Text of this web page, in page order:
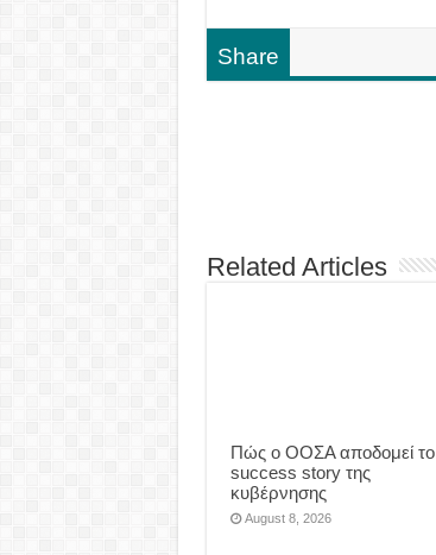
Share
Related Articles
Πώς ο ΟΟΣΑ αποδομεί το
success story της
κυβέρνησης
August 8, 2026